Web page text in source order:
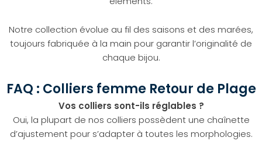
Notre collection évolue au fil des saisons et des marées,
toujours fabriquée à la main pour garantir l’originalité de
chaque bijou.
FAQ : Colliers femme Retour de Plage
Vos colliers sont-ils réglables ?
Oui, la plupart de nos colliers possèdent une chaînette
d’ajustement pour s’adapter à toutes les morphologies.